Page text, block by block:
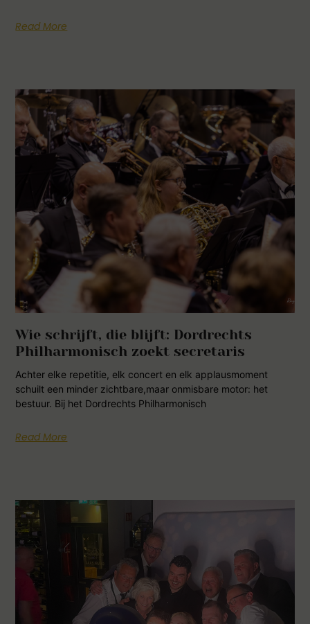
Read More
Wie schrijft, die blijft: Dordrechts
Philharmonisch zoekt secretaris
Achter elke repetitie, elk concert en elk applausmoment
schuilt een minder zichtbare,maar onmisbare motor: het
bestuur. Bij het Dordrechts Philharmonisch
Read More